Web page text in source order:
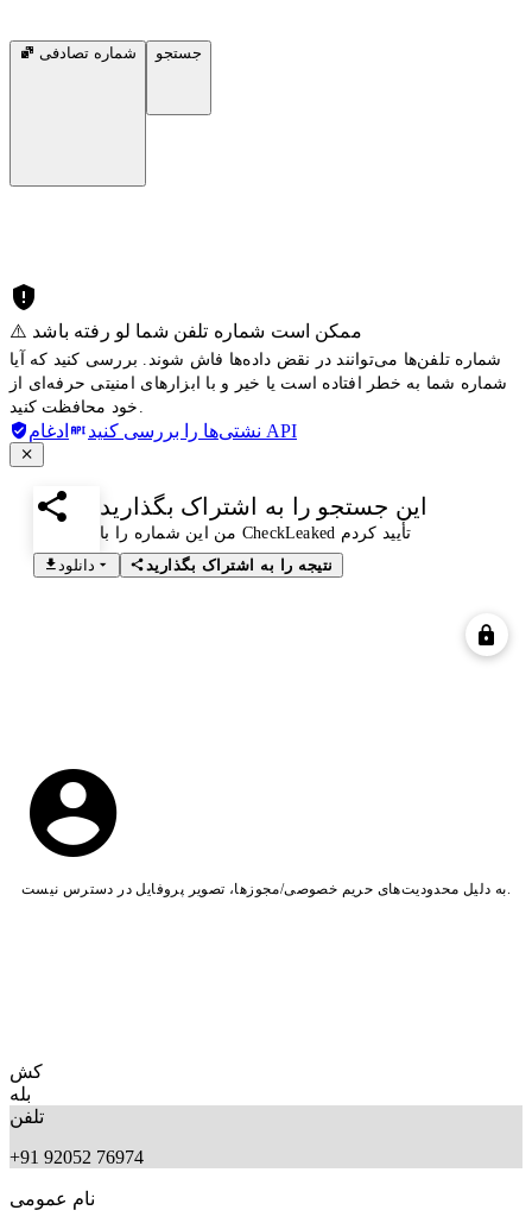
شماره تصادفی جستجو
⚠️ ممکن است شماره تلفن شما لو رفته باشد
شماره تلفن‌ها می‌توانند در نقض داده‌ها فاش شوند. بررسی کنید که آیا
شماره شما به خطر افتاده است یا خیر و با ابزارهای امنیتی حرفه‌ای از
نشتی‌ها را بررسی کنید ادغام API
این جستجو را به اشتراک بگذارید
من این شماره را با CheckLeaked تأیید کردم
دانلود
نتیجه را به اشتراک بگذارید
به دلیل محدودیت‌های حریم خصوصی/مجوزها، تصویر پروفایل در دسترس نیست.
کش
بله
تلفن
+91 92052 76974
نام عمومی